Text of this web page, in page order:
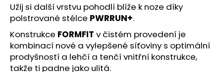
Užij si další vrstvu pohodlí blíže k noze díky
polstrované stélce PWRRUN+.
Konstrukce FORMFIT v čistém provedení je
kombinací nové a vylepšené síťoviny s optimální
prodyšností a lehčí a tenčí vnitřní konstrukce,
takže ti padne jako ulitá.
BOTY
CRAFT
CTM
ULTRA
TRAIL